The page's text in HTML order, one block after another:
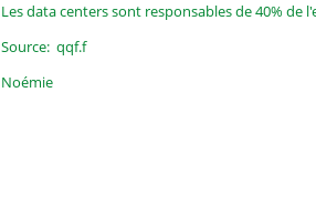
Les data centers sont responsables de 40%
Source: qqf.f
Noémie